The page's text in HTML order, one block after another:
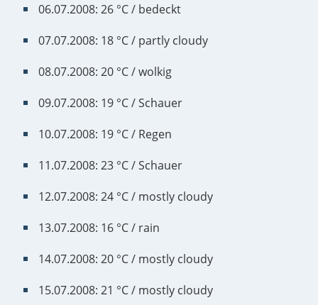
06.07.2008: 26 °C / bedeckt
07.07.2008: 18 °C / partly cloudy
08.07.2008: 20 °C / wolkig
09.07.2008: 19 °C / Schauer
10.07.2008: 19 °C / Regen
11.07.2008: 23 °C / Schauer
12.07.2008: 24 °C / mostly cloudy
13.07.2008: 16 °C / rain
14.07.2008: 20 °C / mostly cloudy
15.07.2008: 21 °C / mostly cloudy